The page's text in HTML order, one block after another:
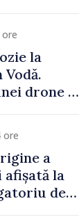
la
Vodă.
drone de
ore
a
la
de